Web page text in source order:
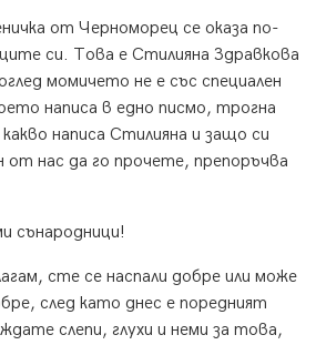
от Черноморец се оказа по-
си. Това е Стилияна Здравкова
момичето не е със специален
написа в едно писмо, трогна
написа Стилияна и защо си
от нас да го прочете, препоръчва
сънародници!
сте се наспали добре или може
след като днес е поредният
слепи, глухи и неми за това,